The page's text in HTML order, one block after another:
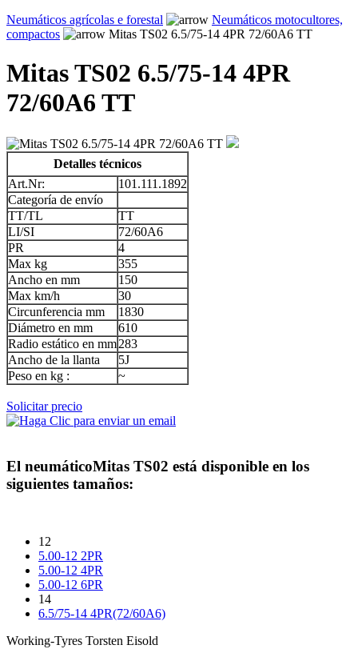
Neumáticos agrícolas e forestal
Neumáticos motocultores,
compactos
Mitas TS02 6.5/75-14 4PR 72/60A6 TT
Mitas TS02 6.5/75-14 4PR
72/60A6 TT
Detalles técnicos
Art.Nr:
101.111.1892
Categoría de envío
TT/TL
TT
LI/SI
72/60A6
PR
4
Max kg
355
Ancho en mm
150
Max km/h
30
Circunferencia mm
1830
Diámetro en mm
610
Radio estático en mm283
Ancho de la llanta
5J
Peso en kg :
~
Solicitar precio
El neumáticoMitas TS02 está disponible en los
siguientes tamaños:
12
5.00-12 2PR
5.00-12 4PR
5.00-12 6PR
14
6.5/75-14 4PR(72/60A6)
Working-Tyres Torsten Eisold